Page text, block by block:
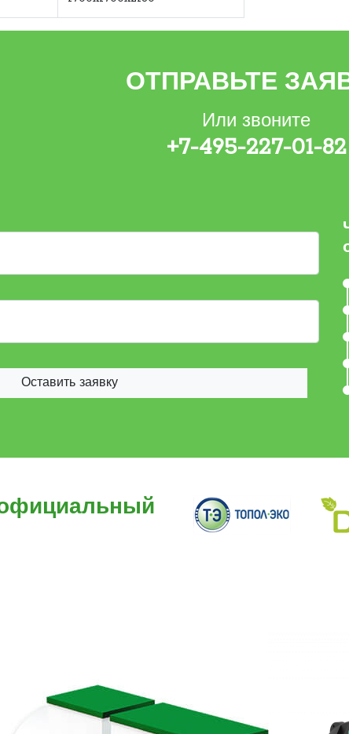
ОТПРАВЬТЕ
Или звоните
+7-495-227-01-82
Оставить заявку